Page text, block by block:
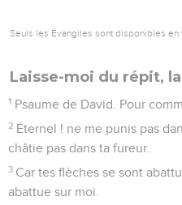
Seuls les Évangiles sont disponibles en
Laisse-moi du répit,
1 Psaume de David. Pour
2 Éternel ! ne me punis pas
châtie pas dans ta fureur.
3 Car tes flèches se sont
abattue sur moi.